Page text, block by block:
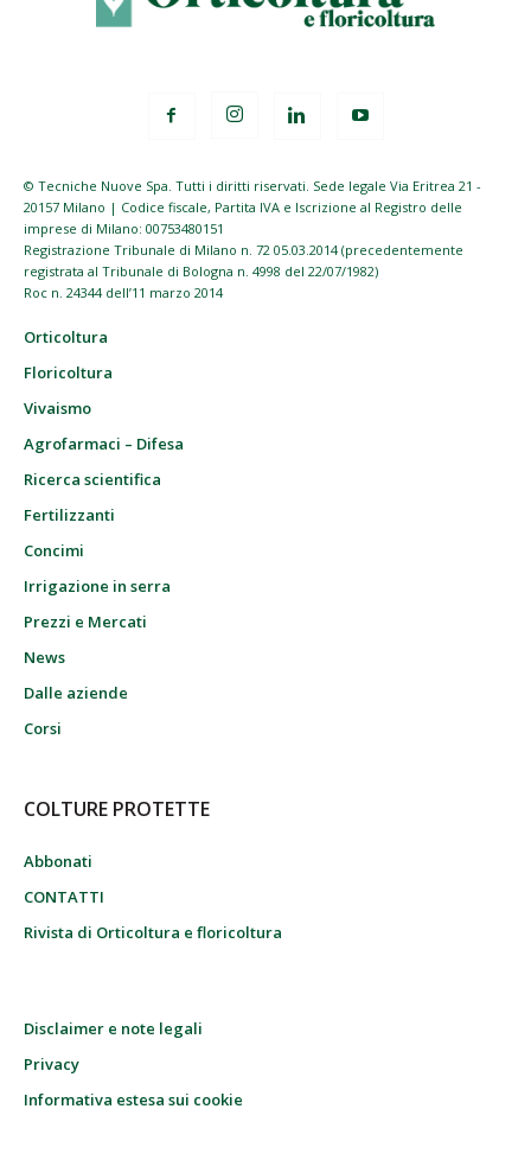
© Tecniche Nuove Spa. Tutti i diritti riservati. Sede legale Via Eritrea 21 -
20157 Milano | Codice fiscale, Partita IVA e Iscrizione al Registro delle
imprese di Milano: 00753480151
Registrazione Tribunale di Milano n. 72 05.03.2014 (precedentemente
registrata al Tribunale di Bologna n. 4998 del 22/07/1982)
Roc n. 24344 dell’11 marzo 2014
Orticoltura
Floricoltura
Vivaismo
Agrofarmaci – Difesa
Ricerca scientifica
Fertilizzanti
Concimi
Irrigazione in serra
Prezzi e Mercati
News
Dalle aziende
Corsi
COLTURE PROTETTE
Abbonati
CONTATTI
Rivista di Orticoltura e floricoltura
Disclaimer e note legali
Privacy
Informativa estesa sui cookie